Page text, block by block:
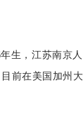
生，江苏南京
前在美国加州